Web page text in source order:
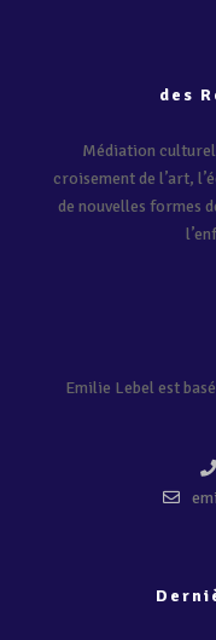
des
Médiation
croisement de l’art,
de nouvelles formes
Emilie Lebel est